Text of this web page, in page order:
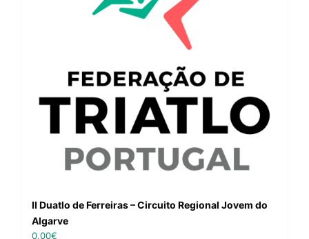
II Duatlo de Ferreiras – Circuito Regional Jovem do
Algarve
0,00€